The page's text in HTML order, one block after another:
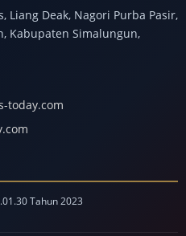
Liang Deak, Nagori Purba Pasir,
Kabupaten Simalungun,
today.com
Tahun 2023